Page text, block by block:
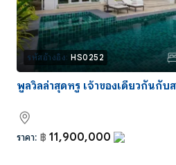
รหัสอ้างอิง: HS0252
พูลวิลล่าสุดหรู เจ้าของเดียวกันกับ
ราคา: ฿ 11,900,000